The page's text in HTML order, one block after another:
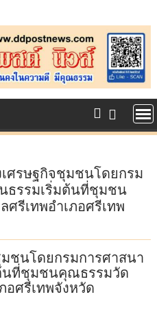
เศรษฐกิจชุมชนโดยกรม
ธรรมเริ่มต้นที่ชุมชน
รีเทพอำเภอศรีเทพ
มชนโดยกรมการศาสนา
นที่ชุมชนคุณธรรมวัด
อศรีเทพจังหวัด